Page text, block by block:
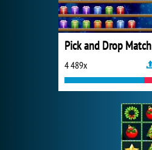
Pick and Drop Match
4 489x